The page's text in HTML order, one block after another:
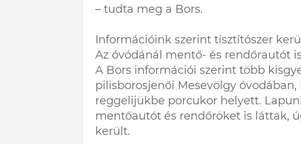
– tudta meg a Bors.
Információink szerint tisztítószer
Az óvódánál mentő- és rendőrautót
A Bors információi szerint több
pilisborosjenői Mesevölgy
reggelijükbe porcukor helyett.
mentőautót és rendőröket is láttak,
került.